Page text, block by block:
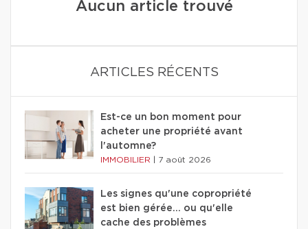
Aucun article trouvé
ARTICLES RÉCENTS
Est-ce un bon moment pour
acheter une propriété avant
l'automne?
IMMOBILIER 7 août 2026
Les signes qu'une copropriété
est bien gérée… ou qu'elle
cache des problèmes